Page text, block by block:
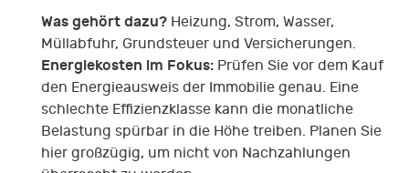
Was gehört dazu? Heizung, Strom, Wasser,
Müllabfuhr, Grundsteuer und Versicherungen.
Energiekosten im Fokus: Prüfen Sie vor dem Kauf
den Energieausweis der Immobilie genau. Eine
schlechte Effizienzklasse kann die monatliche
Belastung spürbar in die Höhe treiben. Planen Sie
hier großzügig, um nicht von Nachzahlungen